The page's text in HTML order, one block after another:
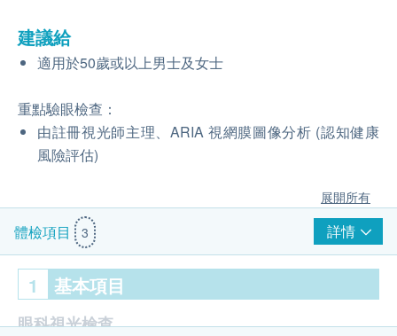
建議給
適用於50歲或以上男士及女士
重點驗眼檢查：
由註冊視光師主理、ARIA 視網膜圖像分析 (認知健康
風險評估)
展開所有
體檢項目 3 詳情
1 基本項目
眼科視光檢查